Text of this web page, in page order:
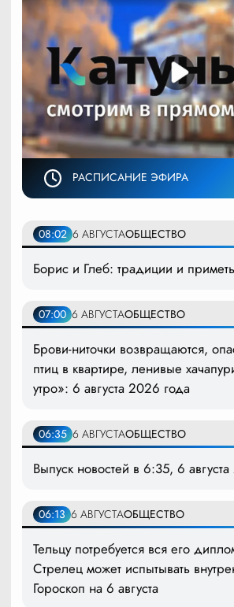
РАСПИСАНИЕ ЭФИРА
08:02 6 АВГУСТАОБЩЕСТВО
Борис и Глеб: традиции и
07:00 6 АВГУСТАОБЩЕСТВО
Брови-ниточки возвращаются,
птиц в квартире, ленивые
утро»: 6 августа 2026 года
06:35 6 АВГУСТАОБЩЕСТВО
Выпуск новостей в 6:35, 6
06:13 6 АВГУСТАОБЩЕСТВО
Тельцу потребуется вся его
Стрелец может испытывать
Гороскоп на 6 августа